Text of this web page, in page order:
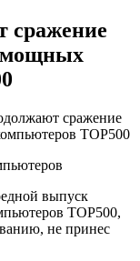
мощных
сражение
TOP500
выпуск
TOP500,
не принес